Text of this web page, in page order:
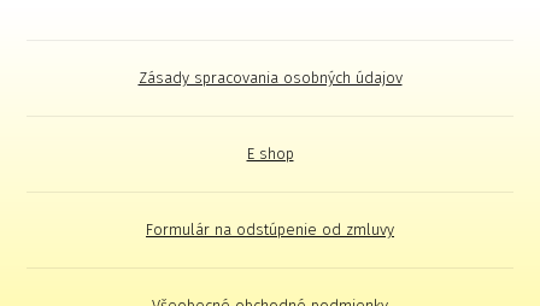
Zásady spracovania osobných údajov
E shop
Formulár na odstúpenie od zmluvy